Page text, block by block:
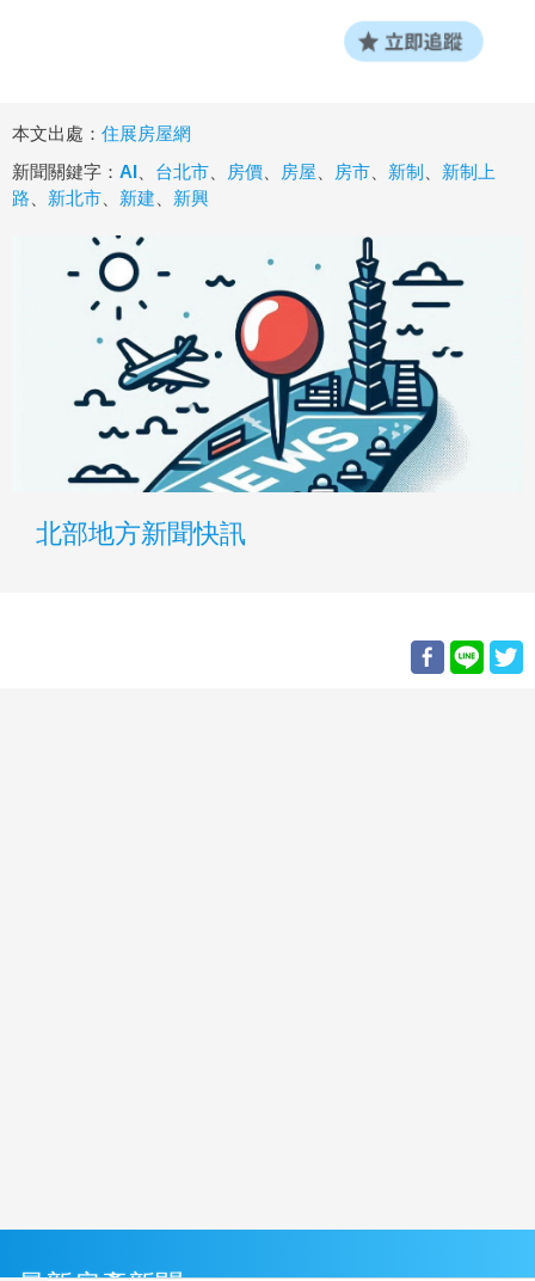
本文出處： 住展房屋網
新聞關鍵字： AI 台北市 房價 房屋 房市 新制
新制上
路
新北市 新建 新興
北部地方新聞快訊